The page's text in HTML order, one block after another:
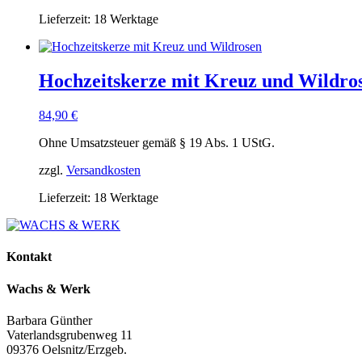
Lieferzeit: 18 Werktage
Hochzeitskerze mit Kreuz und
84,90 €
Ohne Umsatzsteuer gemäß § 19 Abs. 1 UStG.
zzgl. Versandkosten
Lieferzeit: 18 Werktage
Kontakt
Wachs & Werk
Barbara Günther
Vaterlandsgrubenweg 11
09376 Oelsnitz/Erzgeb.